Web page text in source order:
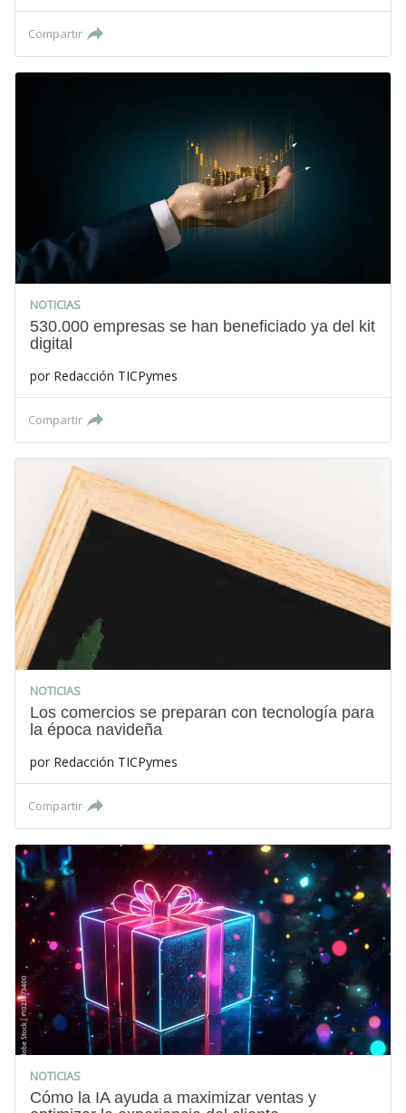
Compartir
NOTICIAS
530.000 empresas se han beneficiado ya del kit
digital
por Redacción TICPymes
Compartir
NOTICIAS
Los comercios se preparan con tecnología para
la época navideña
por Redacción TICPymes
Compartir
NOTICIAS
Cómo la IA ayuda a maximizar ventas y